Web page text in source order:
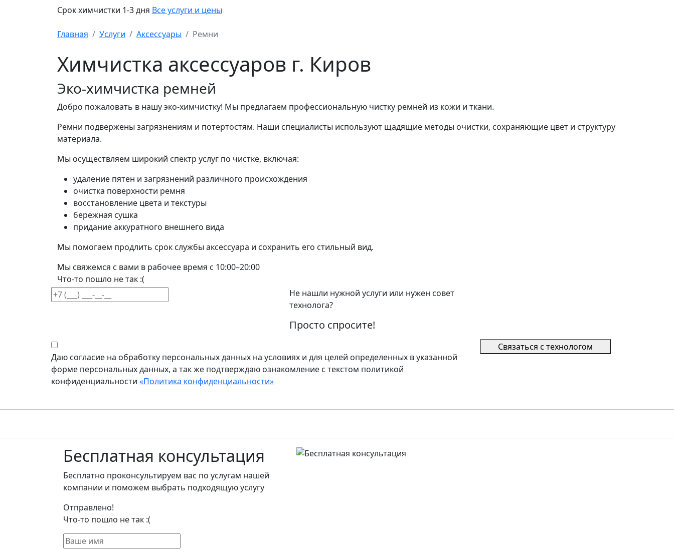
Срок химчистки 1-3 дня Все услуги и цены
Главная Услуги Аксессуары Ремни
Химчистка аксессуаров г. Киров
Эко-химчистка ремней
Добро пожаловать в нашу эко-химчистку! Мы предлагаем профессиональную чистку ремней из кожи и ткани.
Ремни подвержены загрязнениям и потертостям. Наши специалисты используют щадящие методы очистки, сохраняющие цвет и структуру
материала.
Мы осуществляем широкий спектр услуг по чистке, включая:
удаление пятен и загрязнений различного происхождения
очистка поверхности ремня
восстановление цвета и текстуры
бережная сушка
придание аккуратного внешнего вида
Мы помогаем продлить срок службы аксессуара и сохранить его стильный вид.
Мы свяжемся с вами в рабочее время с 10:00–20:00
Что-то пошло не так :(
Не нашли нужной услуги или нужен совет
технолога?
Просто спросите!
Даю согласие на обработку персональных данных на условиях и для целей определенных в указанной
форме персональных данных, а так же подтверждаю ознакомление с текстом политикой
конфиденциальности «Политика конфиденциальности»
Связаться с технологом
Бесплатная консультация
Бесплатно проконсультируем вас по услугам нашей
компании и поможем выбрать подходящую услугу
Отправлено!
Что-то пошло не так :(